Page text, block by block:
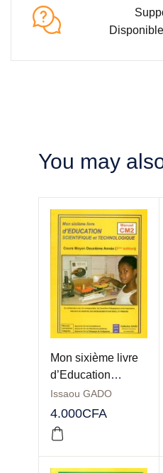
You may
Mon sixième livre
d’Education
Scientifique et
Technologique
CM2 : Collection
GADO
Issaou GADO
4.000CFA